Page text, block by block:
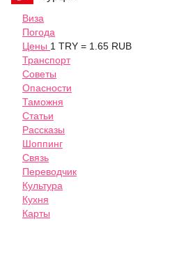
Виза
Погода
Цены 1 TRY = 1.65 RUB
Транспорт
Советы
Опасности
Таможня
Статьи
Рассказы
Шоппинг
Связь
Переводчик
Культура
Кухня
Карты